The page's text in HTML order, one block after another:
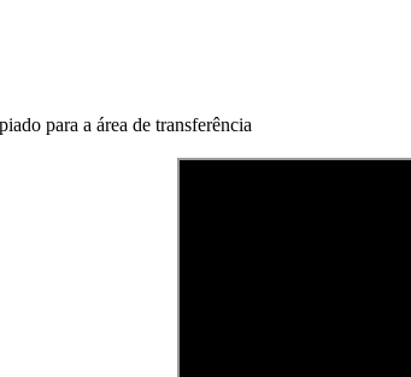
para a área de transferência